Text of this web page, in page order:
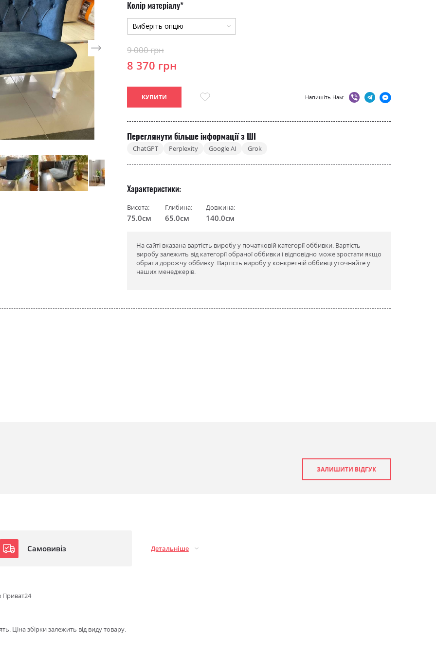
Колір матеріалу
8 370 грн
9 000 грн
КУПИТИ Напишіть Нам:
Переглянути більше інформації з ШІ
ChatGPT Perplexity Google AI Grok
Характеристики
Висота:
75.0см
Глибина:
65.0см
Довжина:
140.0см
На сайті вказана вартість виробу у початковій категорії оббивки. Вартість
виробу залежить від категорії обраної оббивки і відповідно може зростати якщо
обрати дорожчу оббивку. Вартість виробу у конкретній оббивці уточняйте у
наших менеджерів.
ЗАЛИШИТИ ВІДГУК
Самовивіз Детальніше
Приват24
Ціна збірки залежить від виду товару.